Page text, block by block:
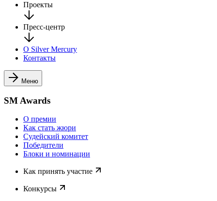
Проекты
Пресс-центр
О Silver Mercury
Контакты
Меню
SM Awards
О премии
Как стать жюри
Судейский комитет
Победители
Блоки и номинации
Как принять участие
Конкурсы